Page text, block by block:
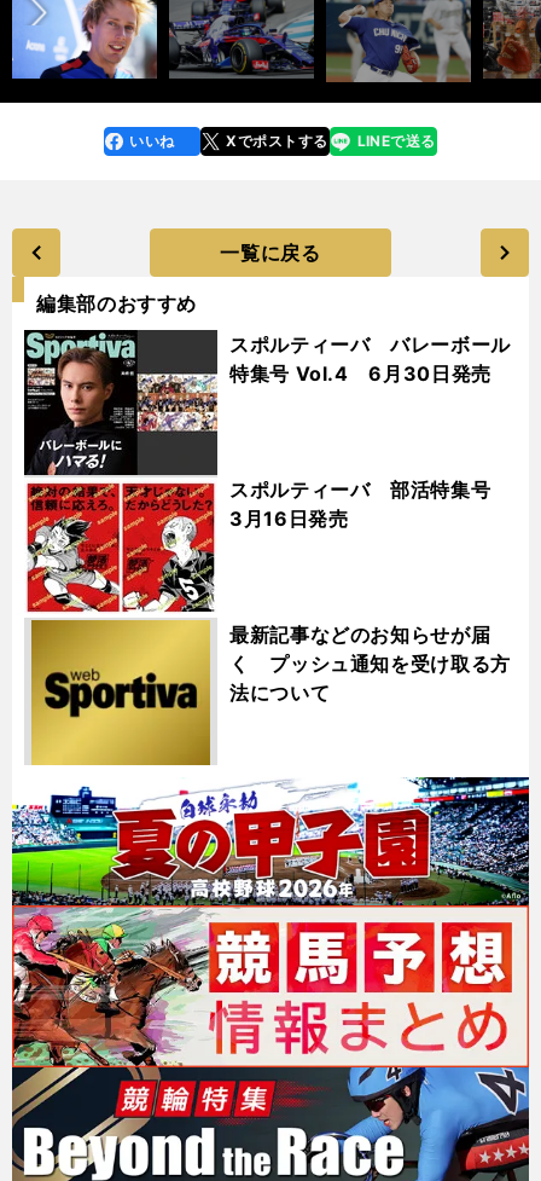
faceboo
k
いいね Xでポストする
line LINEで送る
一覧に戻る
編集部のおすすめ
スポルティーバ バレーボール
特集号 Vol.4 6月30日発売
スポルティーバ 部活特集号
3月16日発売
最新記事などのお知らせが届
く プッシュ通知を受け取る方
法について